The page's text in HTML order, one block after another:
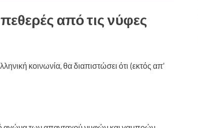
από τις νύφες
κοινωνία, θα διαπιστώσει ότι (εκτός απ’